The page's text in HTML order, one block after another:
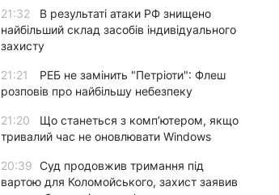
21:32
В результаті атаки РФ знищено
найбільший склад засобів індивідуального
захисту
21:21
РЕБ не замінить "Петріоти": Флеш
розповів про найбільшу небезпеку
21:20
Що станеться з комп’ютером, якщо
тривалий час не оновлювати Windows
20:39 Суд продовжив тримання під
вартою для Коломойського, захист заявив